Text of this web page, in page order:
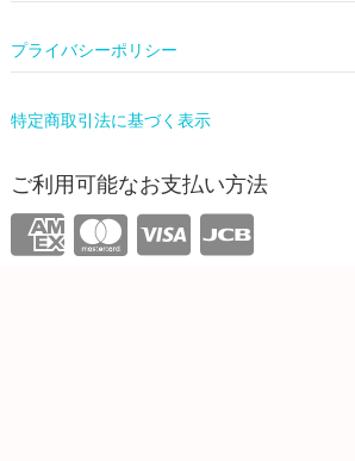
プライバシーポリシー
特定商取引法に基づく表示
ご利用可能なお支払い方法